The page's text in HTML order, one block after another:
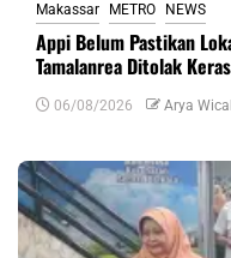
Makassar METRO NEWS
Appi Belum Pastikan
Tamalanrea Ditolak
06/08/2026 Arya